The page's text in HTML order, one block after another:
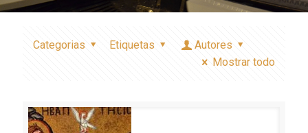
Categorias Etiquetas
Autores
Mostrar todo